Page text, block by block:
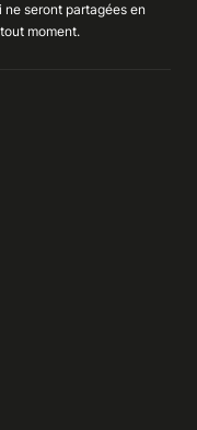
ne seront partagées en
moment.